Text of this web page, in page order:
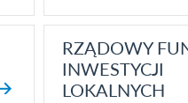
RZĄDOWY
INWESTYCJI
LOKALNYCH